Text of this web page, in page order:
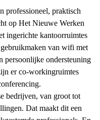
professioneel, praktisch
op Het Nieuwe Werken
ingerichte kantoorruimtes
van wifi met
persoonlijke ondersteuning
er co-workingruimtes
bedrijven, van groot tot
Dat maakt dit een